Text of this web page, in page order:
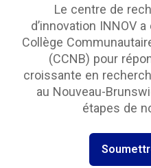
Le centre de
d’innovation INNOV
Collège
(CCNB) pour
croissante en
au Nouveau-
étapes de